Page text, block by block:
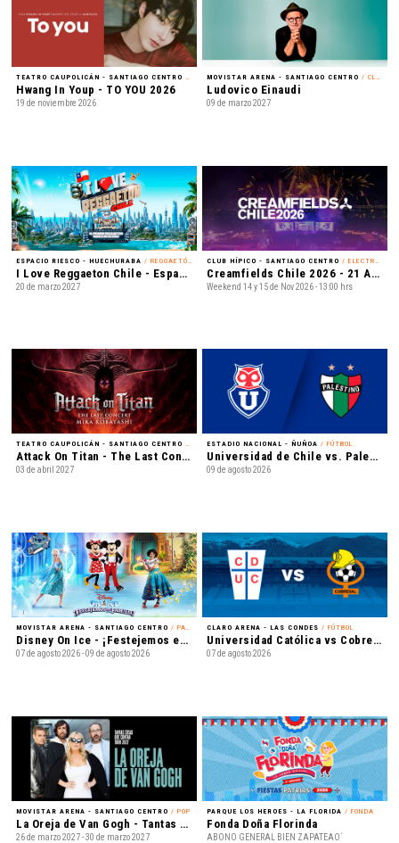
TEATRO CAUPOLICÁN - SANTIAGO CENTRO
Hwang In Youp - TO YOU 2026
19 de noviembre 2026
MOVISTAR ARENA - SANTIAGO CENTRO / CLÁSICA
Ludovico Einaudi
09 de marzo 2027
ESPACIO RIESCO - HUECHURABA / REGGAETÓN
I Love Reggaeton Chile - Espacio Riesco 2027
20 de marzo 2027
CLUB HÍPICO - SANTIAGO CENTRO / ELECTRÓNICA
Creamfields Chile 2026 - 21 Años
Weekend 14 y 15 de Nov 2026 - 13:00 hrs
TEATRO CAUPOLICÁN - SANTIAGO CENTRO
Attack On Titan - The Last Concert
03 de abril 2027
ESTADIO NACIONAL - ÑUÑOA / FÚTBOL
Universidad de Chile vs. Palestino - Liga de Primera Mercado Libre - Fecha 18
09 de agosto 2026
MOVISTAR ARENA - SANTIAGO CENTRO / PATINAJE EN HIELO
Disney On Ice - ¡Festejemos en Familia!
07 de agosto 2026 - 09 de agosto 2026
CLARO ARENA - LAS CONDES / FÚTBOL
Universidad Católica vs Cobresal - Liga de Primera Mercado Libre - Fecha 18
07 de agosto 2026
MOVISTAR ARENA - SANTIAGO CENTRO / POP
La Oreja de Van Gogh - Tantas cosas que contar Tour 2027
26 de marzo 2027 - 30 de marzo 2027
PARQUE LOS HEROES - LA FLORIDA / FONDA
Fonda Doña Florinda
ABONO GENERAL BIEN ZAPATEAO´